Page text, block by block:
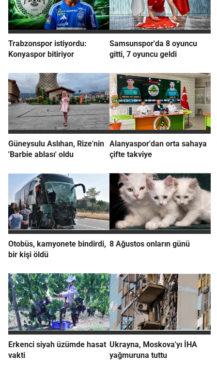
Trabzonspor istiyordu:
Konyaspor bitiriyor
Samsunspor'da 8 oyuncu
gitti, 7 oyuncu geldi
Güneysulu Aslıhan, Rize'nin
'Barbie ablası' oldu
Alanyaspor'dan orta sahaya
çifte takviye
Otobüs, kamyonete bindirdi,
bir kişi öldü
8 Ağustos onların günü
Erkenci siyah üzümde hasat
vakti
Ukrayna, Moskova'yı İHA
yağmuruna tuttu